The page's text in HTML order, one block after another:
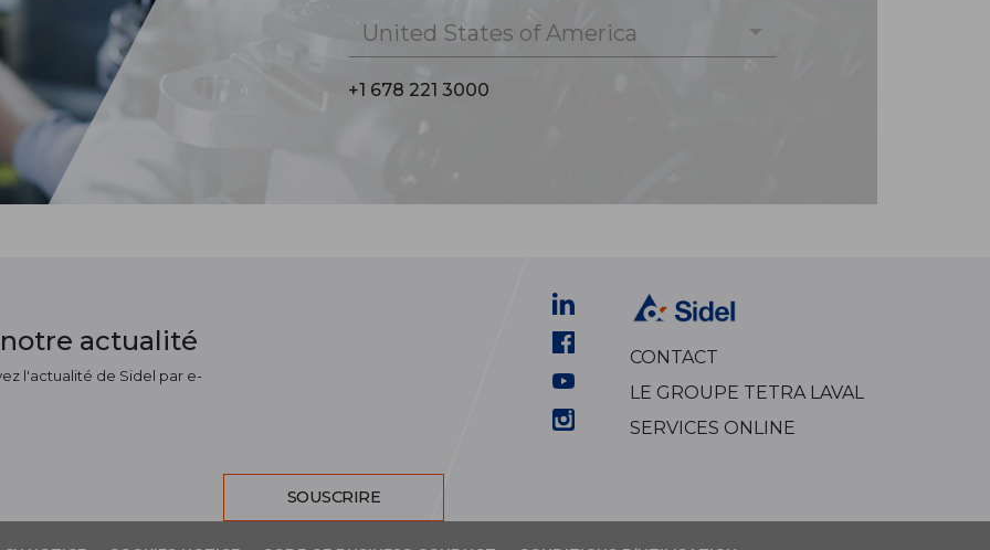
United States of America
+1 678 221 3000
actualité
l'actualité de Sidel par e-
SOUSCRIRE
CONTACT
LE GROUPE TETRA LAVAL
SERVICES ONLINE